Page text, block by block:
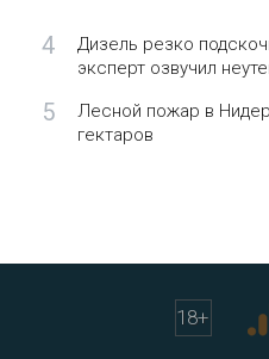
4
Дизель резко
эксперт озвучил
5
Лесной пожар в
гектаров
18+